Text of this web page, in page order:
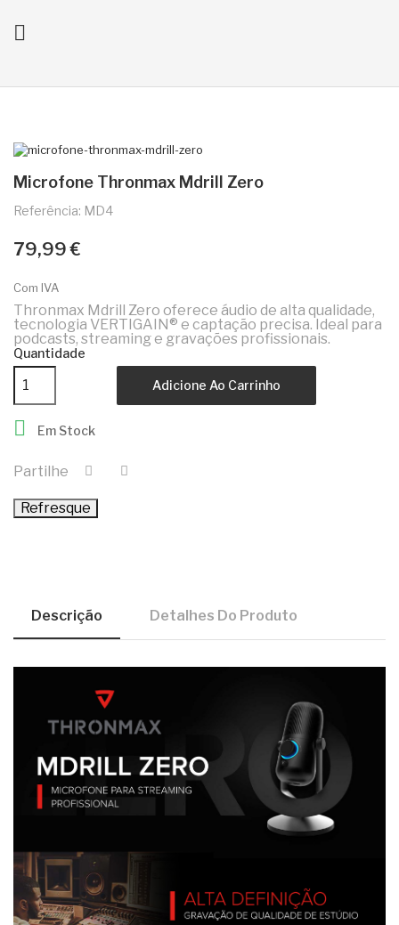

Microfone Thronmax Mdrill Zero
Referência: MD4
79,99 €
Com IVA
Thronmax Mdrill Zero oferece áudio de alta qualidade,
tecnologia VERTIGAIN® e captação precisa. Ideal para
podcasts, streaming e gravações profissionais.
Quantidade
Adicione Ao Carrinho
 Em Stock
Partilhe
Descrição Detalhes Do Produto